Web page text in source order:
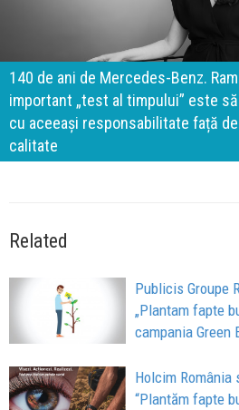
140 de ani de Mercedes-Benz.
important „test al timpului” este
cu aceeași responsabilitate față
calitate
Related
Publicis Groupe
„Plantam fapte
campania Green
Holcim
“Plantăm fapte